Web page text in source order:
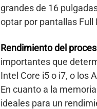
grandes de 16
optar por pantallas Full
Rendimiento del
importantes que
Intel Core i5 o i7, o los
En cuanto a la
ideales para un